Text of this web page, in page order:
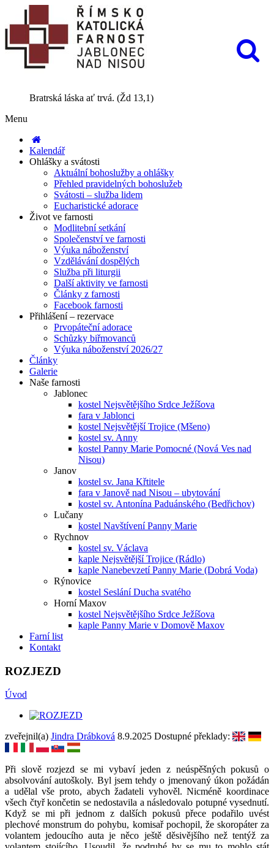
Bratrská láska ať trvá. (Žd 13,1)
Menu
Kalendář
Ohlášky a svátosti
Aktuální bohoslužby a ohlášky
Přehled pravidelných bohoslužeb
Svátosti – služba lidem
Eucharistické adorace
Život ve farnosti
Modlitební setkání
Společenství ve farnosti
Výuka náboženství
Vzdělávání dospělých
Služba při liturgii
Další aktivity ve farnosti
Články z farnosti
Facebook farnosti
Přihlášení – rezervace
Prvopáteční adorace
Schůzky biřmovanců
Výuka náboženství 2026/27
Články
Galerie
Naše farnosti
Jablonec
kostel Nejsvětějšího Srdce Ježíšova
fara v Jablonci
kostel Nejsvětější Trojice (Mšeno)
kostel sv. Anny
kostel Panny Marie Pomocné (Nová Ves nad
Nisou)
Janov
kostel sv. Jana Křtitele
fara v Janově nad Nisou – ubytování
kostel sv. Antonína Paduánského (Bedřichov)
Lučany
kostel Navštívení Panny Marie
Rychnov
kostel sv. Václava
kaple Nejsvětější Trojice (Rádlo)
kaple Nanebevzetí Panny Marie (Dobrá Voda)
Rýnovice
kostel Seslání Ducha svatého
Horní Maxov
kostel Nejsvětějšího Srdce Ježíšova
kaple Panny Marie v Domově Maxov
Farní list
Kontakt
ROZJEZD
Úvod
zveřejnil(a) Jindra Drábková 8.9.2025 Dostupné překlady:
Při slově rozjezd se mi vybaví jeden z neúspěšných pokusů o
absolvování autoškoly. Byl jsem tehdy o jmenovaný úkon požádán
a udělal vše proto, abych žadateli vyhověl. Nicméně koordinace
všech čtyř končetin se nedostavila a následovalo potupné vysednutí.
Když se mi při jednom z dalších pokusů přece podařilo uvést
plechové monstrum do pohybu, komisař pochopil, že skoropáter za
volantem jedoucího auta je něco ještě děsivějšího než tentýž za